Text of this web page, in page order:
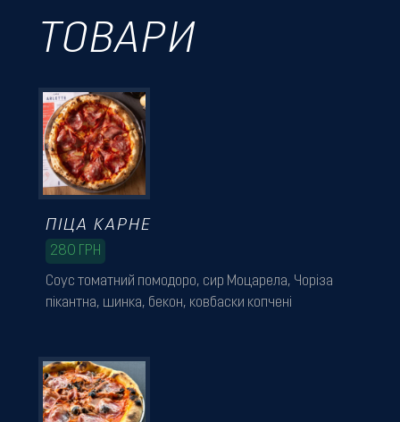
ТОВАРИ
Соус томатний помодоро, сир Моцарела, Чоріза
пікантна, шинка, бекон, ковбаски копчені
ПІЦА КАРНЕ
280 ГРН